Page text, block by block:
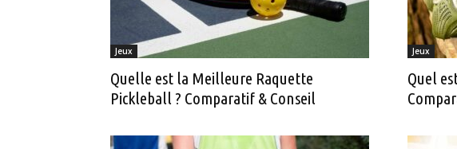
Jeux
Quelle est la Meilleure Raquette
Pickleball ? Comparatif & Conseil
Jeux
Quel